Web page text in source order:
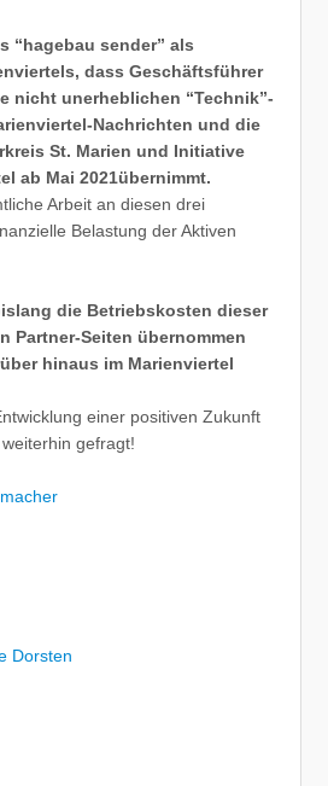
“hagebau sender” als
dass Geschäftsführer
nicht unerheblichen “Technik”-
Nachrichten und die
St. Marien und Initiative
ab Mai 2021übernimmt.
Arbeit an diesen drei
Belastung der Aktiven
die Betriebskosten dieser
Partner-Seiten übernommen
hinaus im Marienviertel
einer positiven Zukunft
gefragt!